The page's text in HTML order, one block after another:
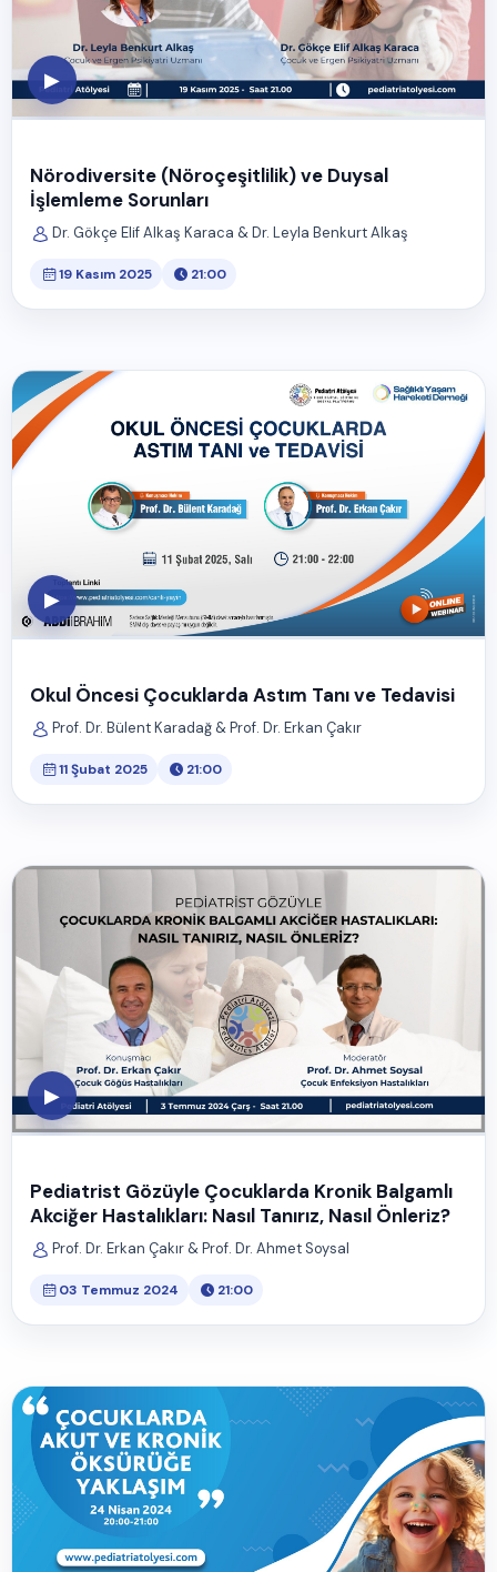
▶
Nörodiversite (Nöroçeşitlilik) ve Duysal
İşlemleme Sorunları
Dr. Gökçe Elif Alkaş Karaca & Dr. Leyla Benkurt Alkaş
19 Kasım 2025 21:00
▶
Okul Öncesi Çocuklarda Astım Tanı ve Tedavisi
Prof. Dr. Bülent Karadağ & Prof. Dr. Erkan Çakır
11 Şubat 2025 21:00
▶
Pediatrist Gözüyle Çocuklarda Kronik Balgamlı
Akciğer Hastalıkları: Nasıl Tanırız, Nasıl Önleriz?
Prof. Dr. Erkan Çakır & Prof. Dr. Ahmet Soysal
03 Temmuz 2024 21:00